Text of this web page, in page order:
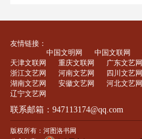
友情链接：
中国文明网
中国文联网
天津文联网
重庆文联网 广东文艺网
浙江文艺网
河南文艺网 四川文艺网
湖南文艺网
安徽文艺网 河北文艺网
辽宁文艺网
联系邮箱：947113174@qq.com
版权所有：河图洛书网